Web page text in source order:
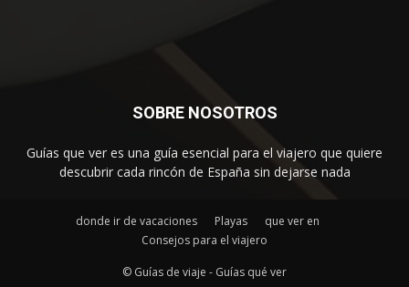
SOBRE NOSOTROS
Guías que ver es una guía esencial para el viajero que quiere
descubrir cada rincón de España sin dejarse nada
donde ir de vacaciones Playas
que ver en
Consejos para el viajero
© Guías de viaje - Guías qué ver